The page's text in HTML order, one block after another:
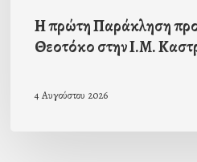
Η πρώτη Παράκληση
Θεοτόκο στην Ι.Μ.
4 Αυγούστου 2026